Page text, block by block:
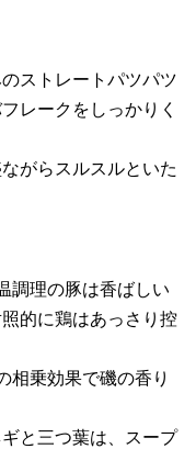
ストレートパツパツ
レークをしっかりく
がらスルスルといた
調理の豚は香ばしい
的に鶏はあっさり控
相乗効果で磯の香り
と三つ葉は、スープ